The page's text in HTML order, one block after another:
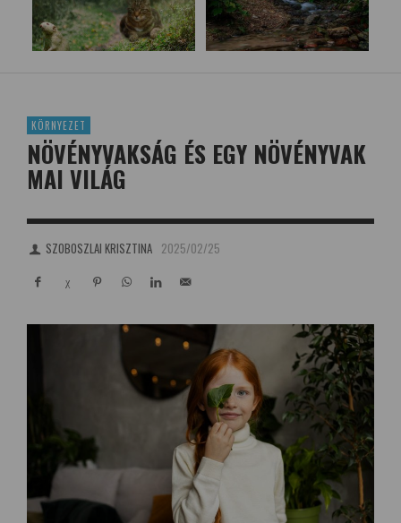
KÖRNYEZET
NÖVÉNYVAKSÁG ÉS EGY NÖVÉNYVAK
MAI VILÁG
SZOBOSZLAI KRISZTINA 2025/02/25